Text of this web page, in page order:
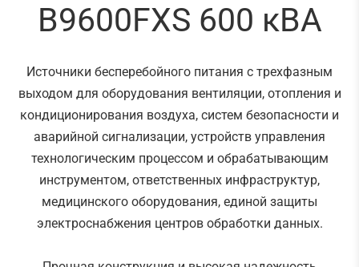
B9600FXS 600 кВА
Источники бесперебойного питания с трехфазным
выходом для оборудования вентиляции, отопления и
кондиционирования воздуха, систем безопасности и
аварийной сигнализации, устройств управления
технологическим процессом и обрабатывающим
инструментом, ответственных инфраструктур,
медицинского оборудования, единой защиты
электроснабжения центров обработки данных.